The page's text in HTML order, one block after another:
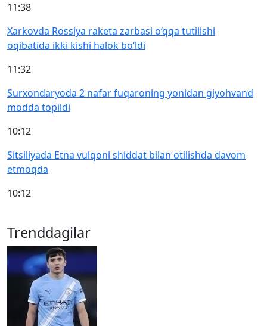
11:38
Xarkovda Rossiya raketa zarbasi o‘qqa tutilishi
oqibatida ikki kishi halok bo‘ldi
11:32
Surxondaryoda 2 nafar fuqaroning yonidan giyohvand
modda topildi
10:12
Sitsiliyada Etna vulqoni shiddat bilan otilishda davom
etmoqda
10:12
Trenddagilar